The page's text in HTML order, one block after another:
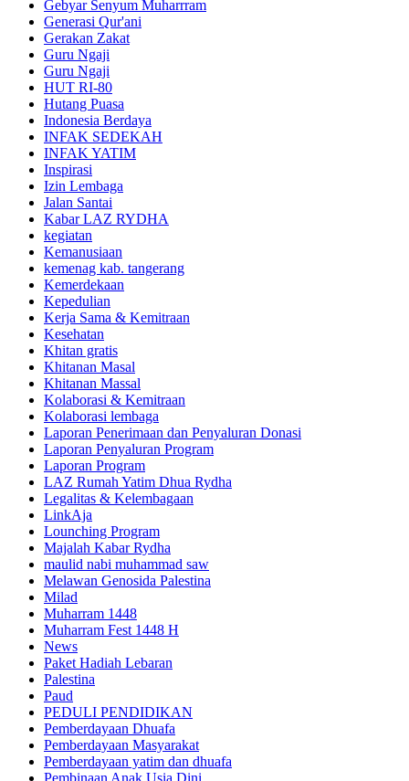
Gebyar Senyum Muharrram
Generasi Qur'ani
Gerakan Zakat
Guru Ngaji
Guru Ngaji
HUT RI-80
Hutang Puasa
Indonesia Berdaya
INFAK SEDEKAH
INFAK YATIM
Inspirasi
Izin Lembaga
Jalan Santai
Kabar LAZ RYDHA
kegiatan
Kemanusiaan
kemenag kab. tangerang
Kemerdekaan
Kepedulian
Kerja Sama & Kemitraan
Kesehatan
Khitan gratis
Khitanan Masal
Khitanan Massal
Kolaborasi & Kemitraan
Kolaborasi lembaga
Laporan Penerimaan dan Penyaluran Donasi
Laporan Penyaluran Program
Laporan Program
LAZ Rumah Yatim Dhua Rydha
Legalitas & Kelembagaan
LinkAja
Lounching Program
Majalah Kabar Rydha
maulid nabi muhammad saw
Melawan Genosida Palestina
Milad
Muharram 1448
Muharram Fest 1448 H
News
Paket Hadiah Lebaran
Palestina
Paud
PEDULI PENDIDIKAN
Pemberdayaan Dhuafa
Pemberdayaan Masyarakat
Pemberdayaan yatim dan dhuafa